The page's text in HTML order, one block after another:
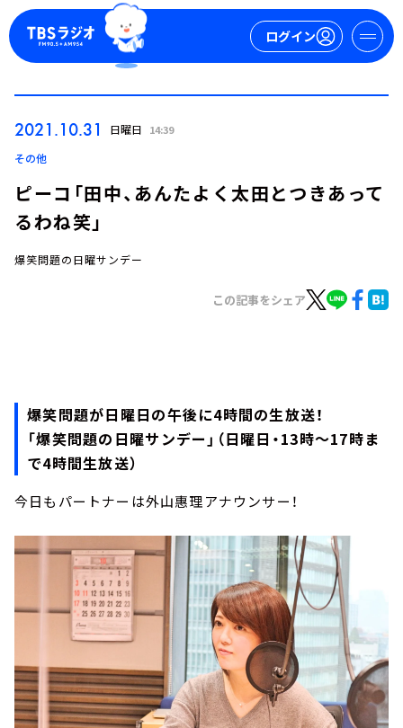
ログイン
お知らせ
イベント・グッズ
YouTube
会社情報
2021.10.31 日曜日 14:39
その他
ピーコ「田中、あんたよく太田とつきあって
るわね笑」
爆笑問題の日曜サンデー
この記事をシェア
爆笑問題が日曜日の午後に4時間の生放送！
「爆笑問題の日曜サンデー」（日曜日・13時～17時ま
で4時間生放送）
今日もパートナーは外山惠理アナウンサー！